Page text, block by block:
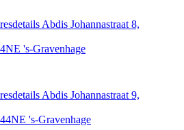
Abdis Johannastraat 8,
's-Gravenhage
Abdis Johannastraat 9,
's-Gravenhage